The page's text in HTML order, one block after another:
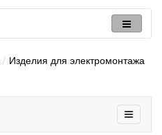
Изделия для электромонтажа